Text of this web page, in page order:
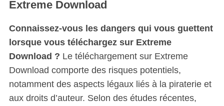
Extreme Download
Connaissez-vous les dangers qui vous guettent
lorsque vous téléchargez sur Extreme
Download ? Le téléchargement sur Extreme
Download comporte des risques potentiels,
notamment des aspects légaux liés à la piraterie et
aux droits d’auteur. Selon des études récentes,